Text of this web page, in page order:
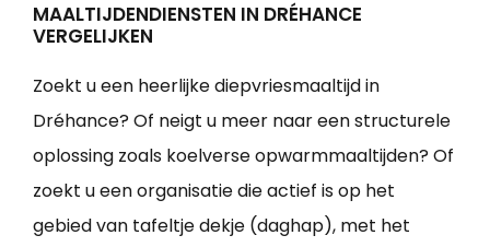
MAALTIJDENDIENSTEN IN DRÉHANCE
VERGELIJKEN
Zoekt u een heerlijke diepvriesmaaltijd in
Dréhance? Of neigt u meer naar een structurele
oplossing zoals koelverse opwarmmaaltijden? Of
zoekt u een organisatie die actief is op het
gebied van tafeltje dekje (daghap), met het